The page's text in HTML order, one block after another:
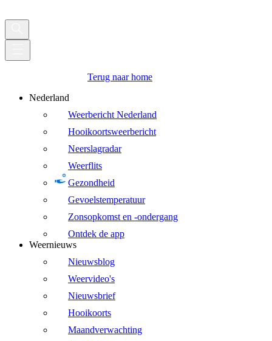
Terug naar home
Nederland
Weerbericht Nederland
Hooikoortsweerbericht
Neerslagradar
Weerflits
Gezondheid
Gevoelstemperatuur
Zonsopkomst en -ondergang
Ontdek de app
Weernieuws
Nieuwsblog
Weervideo's
Nieuwsbrief
Hooikoorts
Maandverwachting